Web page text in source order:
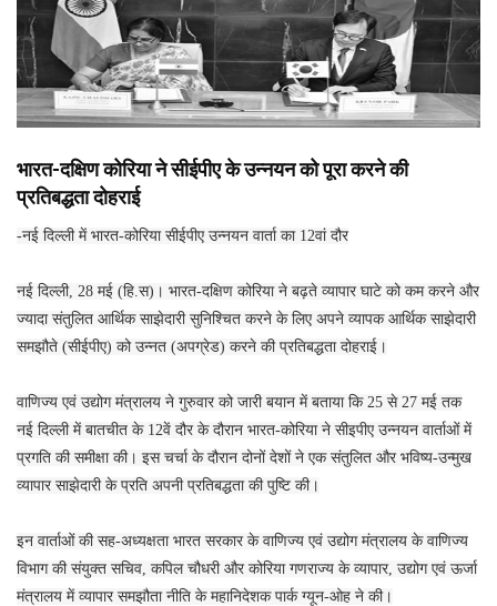
भारत-दक्षिण कोरिया ने सीईपीए के उन्नयन को पूरा करने की
प्रतिबद्धता दोहराई
-नई दिल्ली में भारत-कोरिया सीईपीए उन्नयन वार्ता का 12वां दौर
नई दिल्ली, 28 मई (हि.स)। भारत-दक्षिण कोरिया ने बढ़ते व्यापार घाटे को कम करने और
ज्यादा संतुलित आर्थिक साझेदारी सुनिश्चित करने के लिए अपने व्यापक आर्थिक साझेदारी
समझौते (सीईपीए) को उन्नत (अपग्रेड) करने की प्रतिबद्धता दोहराई।
वाणिज्य एवं उद्योग मंत्रालय ने गुरुवार को जारी बयान में बताया कि 25 से 27 मई तक
नई दिल्ली में बातचीत के 12वें दौर के दौरान भारत-कोरिया ने सीइपीए उन्नयन वार्ताओं में
प्रगति की समीक्षा की। इस चर्चा के दौरान दोनों देशों ने एक संतुलित और भविष्य-उन्मुख
व्यापार साझेदारी के प्रति अपनी प्रतिबद्धता की पुष्टि की।
इन वार्ताओं की सह-अध्यक्षता भारत सरकार के वाणिज्य एवं उद्योग मंत्रालय के वाणिज्य
विभाग की संयुक्त सचिव, कपिल चौधरी और कोरिया गणराज्य के व्यापार, उद्योग एवं ऊर्जा
मंत्रालय में व्यापार समझौता नीति के महानिदेशक पार्क ग्यून-ओह ने की।